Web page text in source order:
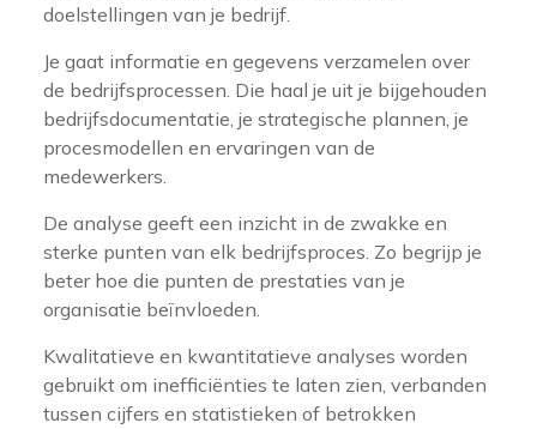
doelstellingen van je bedrijf.
Je gaat informatie en gegevens verzamelen over
de bedrijfsprocessen. Die haal je uit je bijgehouden
bedrijfsdocumentatie, je strategische plannen, je
procesmodellen en ervaringen van de
medewerkers.
De analyse geeft een inzicht in de zwakke en
sterke punten van elk bedrijfsproces. Zo begrijp je
beter hoe die punten de prestaties van je
organisatie beïnvloeden.
Kwalitatieve en kwantitatieve analyses worden
gebruikt om inefficiënties te laten zien, verbanden
tussen cijfers en statistieken of betrokken